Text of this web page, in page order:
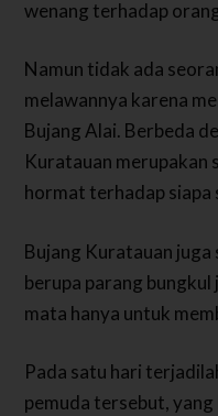
wenang terhadap
Namun tidak ada
melawannya karena
Bujang Alai. Berbeda
Kuratauan merupakan
hormat terhadap siapa
Bujang Kuratauan juga
berupa parang
mata hanya untuk
Pada satu hari
pemuda tersebut,